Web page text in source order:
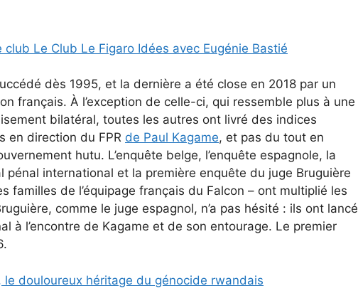
club Le Club Le Figaro Idées avec Eugénie Bastié
dès 1995, et la dernière a été close en 2018 par un
français. À l’exception de celle-ci, qui ressemble plus à une
bilatéral, toutes les autres ont livré des indices
en direction du FPR de Paul Kagame, et pas du tout en
hutu. L’enquête belge, l’enquête espagnole, la
pénal international et la première enquête du juge Bruguière
familles de l’équipage français du Falcon – ont multiplié les
comme le juge espagnol, n’a pas hésité : ils ont lancé
à l’encontre de Kagame et de son entourage. Le premier
le douloureux héritage du génocide rwandais